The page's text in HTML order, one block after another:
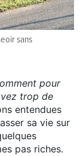
sans
pour
trop de
entendues
sa vie sur
pas riches.